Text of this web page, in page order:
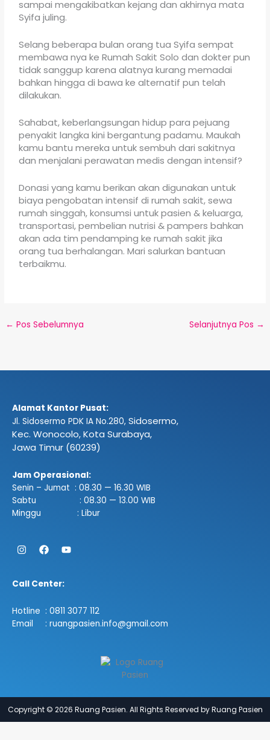
sampai mengakibatkan kejang dan akhirnya mata
Syifa juling.
Selang beberapa bulan orang tua Syifa sempat
membawa nya ke Rumah Sakit Solo dan dokter pun
tidak sanggup karena alatnya kurang memadai
bahkan hingga di bawa ke alternatif pun telah
dilakukan.
Sahabat, keberlangsungan hidup para pejuang
penyakit langka kini bergantung padamu. Maukah
kamu bantu mereka untuk sembuh dari sakitnya
dan menjalani perawatan medis dengan intensif?
Donasi yang kamu berikan akan digunakan untuk
biaya pengobatan intensif di rumah sakit, sewa
rumah singgah, konsumsi untuk pasien & keluarga,
transportasi, pembelian nutrisi & pampers bahkan
akan ada tim pendamping ke rumah sakit jika
orang tua berhalangan. Mari salurkan bantuan
terbaikmu.
← Pos Sebelumnya Selanjutnya Pos →
Alamat Kantor Pusat:
Jl. Sidosermo PDK IA No.280, Sidosermo,
Kec. Wonocolo, Kota Surabaya,
Jawa Timur (60239)
Jam Operasional:
Senin – Jumat : 08.30 — 16.30 WIB
Sabtu : 08.30 — 13.00 WIB
Minggu : Libur
Instagram
Facebook
Youtube
Call Center:
Hotline : 0811 3077 112
Email : ruangpasien.info@gmail.com
Copyright © 2026 Ruang Pasien. All Rights Reserved by Ruang Pasien